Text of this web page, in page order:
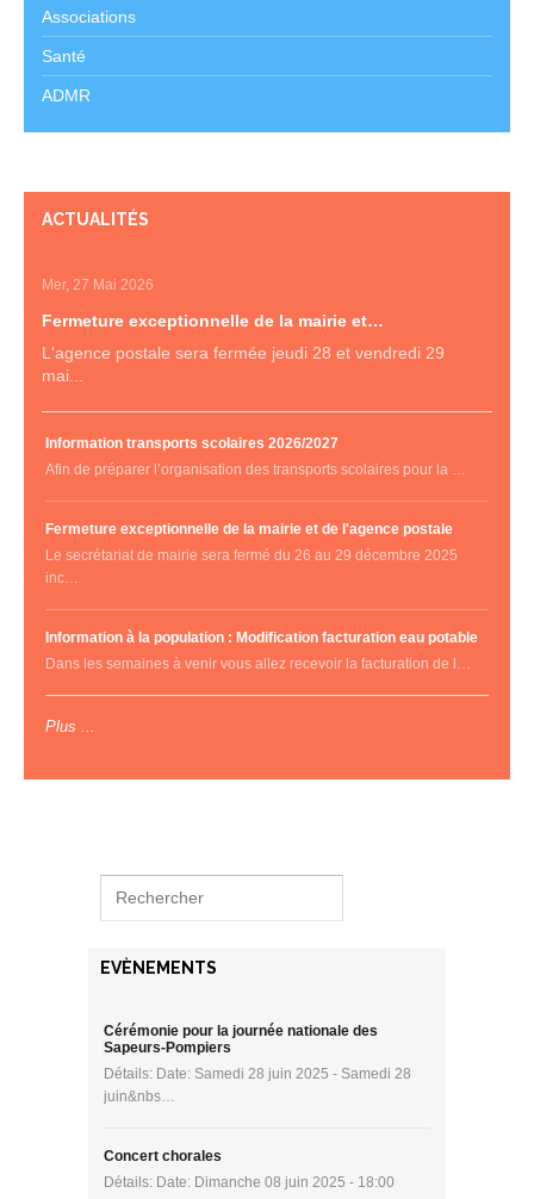
Associations
Santé
ADMR
ACTUALITÉS
Mer, 27 Mai 2026
Fermeture exceptionnelle de la mairie et…
L'agence postale sera fermée jeudi 28 et vendredi 29
mai...
Information transports scolaires 2026/2027
Afin de préparer l’organisation des transports scolaires pour la …
Fermeture exceptionnelle de la mairie et de l'agence postale
Le secrétariat de mairie sera fermé du 26 au 29 décembre 2025
inc…
Information à la population : Modification facturation eau potable
Dans les semaines à venir vous allez recevoir la facturation de l…
Plus ...
EVÈNEMENTS
Cérémonie pour la journée nationale des
Sapeurs-Pompiers
Détails: Date: Samedi 28 juin 2025 - Samedi 28
juin&nbs…
Concert chorales
Détails: Date: Dimanche 08 juin 2025 - 18:00